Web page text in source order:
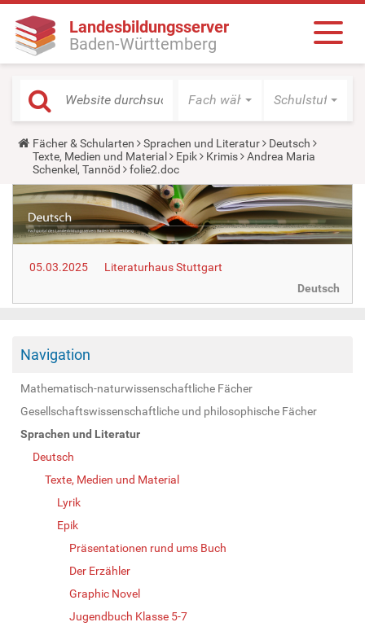
Landesbildungsserver
Baden-Württemberg
Fach wählen Schulstufe
Y
o
u
a
r
e
h
e
r
:
Fächer & Schularten Sprachen und Literatur
Deutsch
Texte, Medien und Material
Epik Krimis
Andrea Maria
Schenkel, Tannöd
folie2.doc
05.03.2025
Literaturhaus Stuttgart
Deutsch
Navigation
Mathematisch-naturwissenschaftliche Fächer
Gesellschaftswissenschaftliche und philosophische Fächer
Sprachen und Literatur
Deutsch
Texte, Medien und Material
Lyrik
Epik
Präsentationen rund ums Buch
Der Erzähler
Graphic Novel
Jugendbuch Klasse 5-7